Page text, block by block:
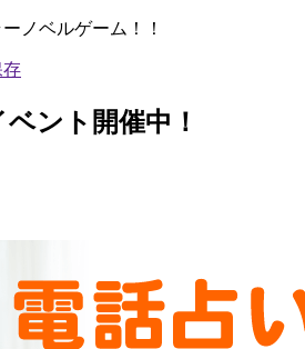
ノベルゲーム！！
ント開催中！